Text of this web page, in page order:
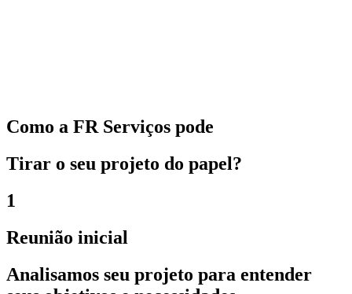
Como a FR Serviços pode
Tirar o seu projeto do papel?
1
Reunião inicial
Analisamos seu projeto para entender